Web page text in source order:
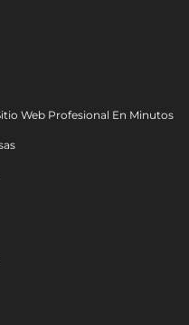
Web Profesional En Minutos